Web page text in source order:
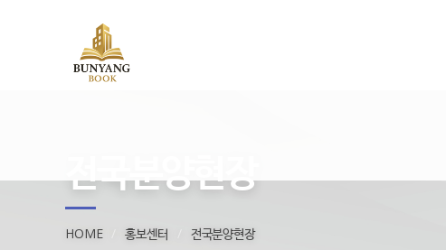
전국분양현장
HOME 홍보센터 전국분양현장